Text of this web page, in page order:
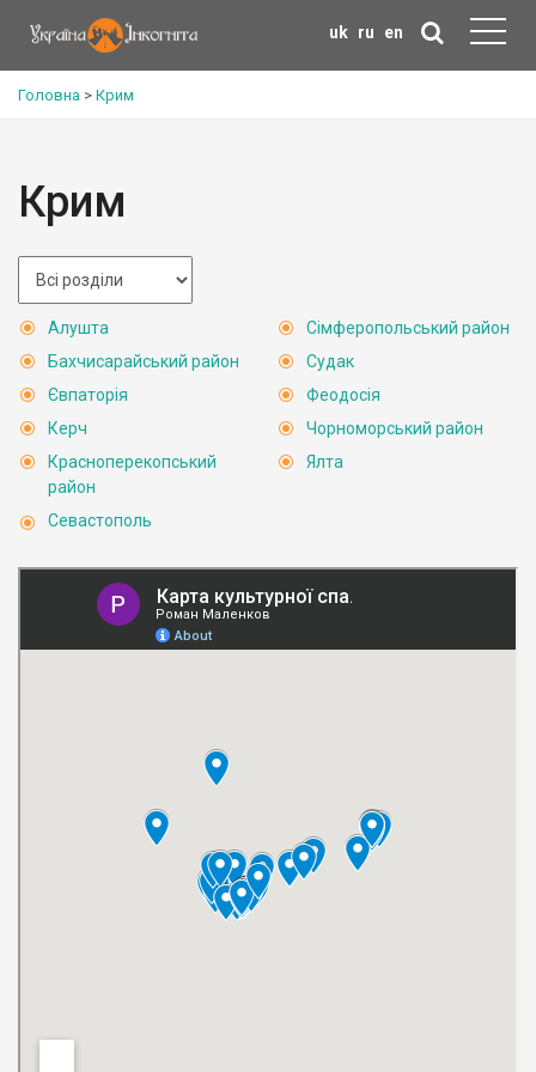
uk ru en
Головна > Крим
Крим
Алушта
Бахчисарайський район
Євпаторія
Керч
Красноперекопський
район
Севастополь
Сімферопольський район
Судак
Феодосія
Чорноморський район
Ялта